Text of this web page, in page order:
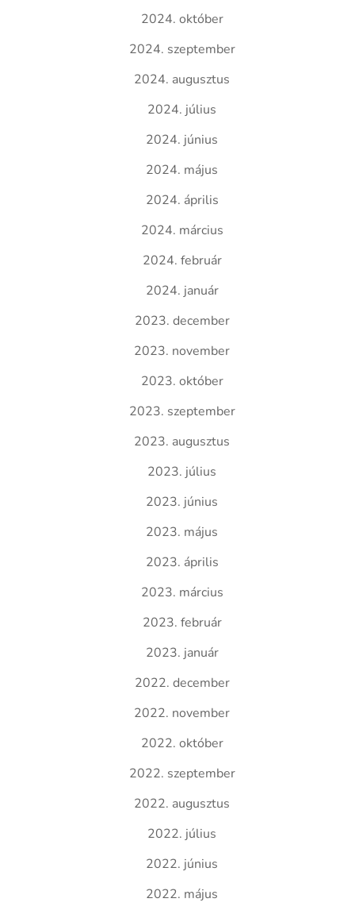
2024. október
2024. szeptember
2024. augusztus
2024. július
2024. június
2024. május
2024. április
2024. március
2024. február
2024. január
2023. december
2023. november
2023. október
2023. szeptember
2023. augusztus
2023. július
2023. június
2023. május
2023. április
2023. március
2023. február
2023. január
2022. december
2022. november
2022. október
2022. szeptember
2022. augusztus
2022. július
2022. június
2022. május